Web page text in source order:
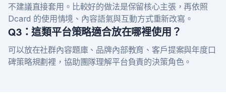
不建議直接套用。比較好的做法是保留核心主張，再依照
Dcard 的使用情境、內容語氣與互動方式重新改寫。
Q3：這類平台策略適合放在哪裡使用？
可以放在社群內容題庫、品牌內部教育、客戶提案與年度口
碑策略規劃裡，協助團隊理解平台負責的決策角色。